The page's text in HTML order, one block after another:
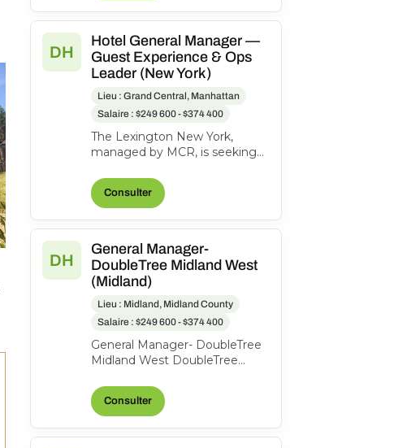
DH
Hotel General Manager —
Guest Experience & Ops
Leader (New York)
Lieu : Grand Central, Manhattan
Salaire : $249 600 - $374 400
The Lexington New York,
managed by MCR, is seeking
Manager to oversee hotel
operations, ensuri...
Consulter
DH
General Manager-
DoubleTree Midland West
(Midland)
Lieu : Midland, Midland County
Salaire : $249 600 - $374 400
General Manager- DoubleTree
Midland West DoubleTree
250 West, Midland, Texas,
United State...
Consulter